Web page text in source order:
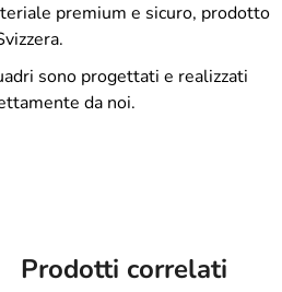
premium e sicuro, prodotto
sono progettati e realizzati
da noi.
Prodotti correlati